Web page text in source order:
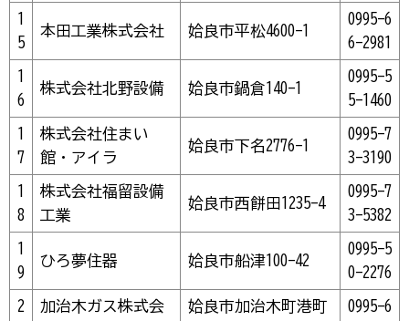
1
5
本田工業株式会社 姶良市平松4600-1
0995-6
6-2981
1
6
株式会社北野設備 姶良市鍋倉140-1
0995-5
5-1460
1
7
株式会社住まい
館・アイラ
姶良市下名2776-1
0995-7
3-3190
1
8
株式会社福留設備
工業
姶良市西餅田1235-4
0995-7
3-5382
1
9
ひろ夢住器 姶良市船津100-42
0995-5
0-2276
2
加治木ガス株式会
姶良市加治木町港町
0995-6